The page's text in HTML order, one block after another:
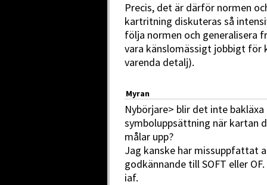
Precis, det är därför normen
kartritning diskuteras så
följa normen och generalisera
vara känslomässigt jobbigt
varenda detalj).
Myran
Nybörjare> blir det inte
symboluppsättning när kartan
målar upp?
Jag kanske har missuppfattat
godkännande till SOFT eller
iaf.